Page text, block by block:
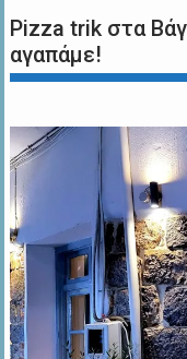
Pizza trik στα
αγαπάμε!